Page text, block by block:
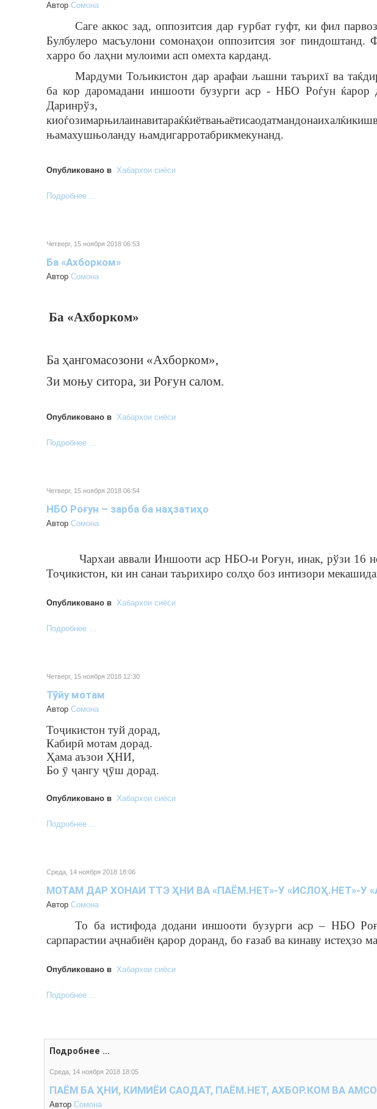
Автор Cомона
Саге аккос зад, оппозитсия дарғурбат гуфт, ки фил
Булбулеро масъулони сомонаҳои оппозитсия зоғ пиндоштанд.
харро бо лаҳни мулоими асп омехта карданд.
Мардуми Тољикистон дар арафаи љашни таърихї ва
ба кор даромадани иншооти бузурги аср - НБО Роѓун ќарор
Даринрўз,
киоѓозимарњилаинавитараќќиётвањаётисаодатмандонаихалќи
њамахушњоланду њамдигарротабрикмекунанд.
Опубликовано в Хабархои сиёси
Подробнее ...
Четверг, 15 ноября 2018 06:53
Ба «Ахборком»
Автор Cомона
Ба «Ахборком»
Ба ҳангомасозони «Ахборком»,
Зи моњу ситора, зи Роғун салом.
Опубликовано в Хабархои сиёси
Подробнее ...
Четверг, 15 ноября 2018 06:54
НБО Роғун – зарба ба наҳзатиҳо
Автор Cомона
Чархаи аввали Иншооти аср НБО-и Роғун, инак, рўзи 16
Тоҷикистон, ки ин санаи таърихиро солҳо боз интизори
Опубликовано в Хабархои сиёси
Подробнее ...
Четверг, 15 ноября 2018 12:30
Тӯйу мотам
Автор Cомона
Тоҷикистон туй дорад,
Кабирӣ мотам дорад.
Ҳама аъзои ҲНИ,
Бо ӯ ҷангу ҷӯш дорад.
Опубликовано в Хабархои сиёси
Подробнее ...
Среда, 14 ноября 2018 18:06
МОТАМ ДАР ХОНАИ ТТЭ ҲНИ ВА «ПАЁМ.НЕТ»-У «ИСЛОҲ.НЕТ»-
Автор Cомона
То ба истифода додани иншооти бузурги аср – НБО
сарпарастии аҷнабиён қарор доранд, бо ғазаб ва кинаву истеҳзо
Опубликовано в Хабархои сиёси
Подробнее ...
Подробнее ...
Среда, 14 ноября 2018 18:05
ПАЁМ БА ҲНИ, КИМИЁИ САОДАТ, ПАЁМ.НЕТ, АХБОР.КОМ ВА
Автор Cомона